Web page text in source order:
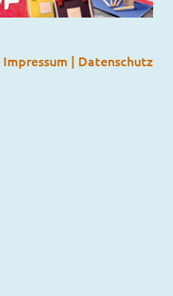
Impressum | Datenschutz